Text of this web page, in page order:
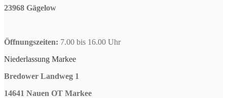
23968 Gägelow
Öffnungszeiten: 7.00 bis 16.00 Uhr
Niederlassung Markee
Bredower Landweg 1
14641 Nauen OT Markee